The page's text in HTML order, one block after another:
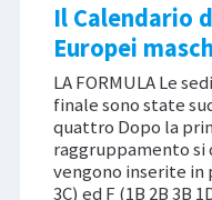
Il Calendario
Europei
LA FORMULA Le
finale sono state
quattro Dopo la
raggruppamento si
vengono inserite in
3C) ed F (1B 2B 3B